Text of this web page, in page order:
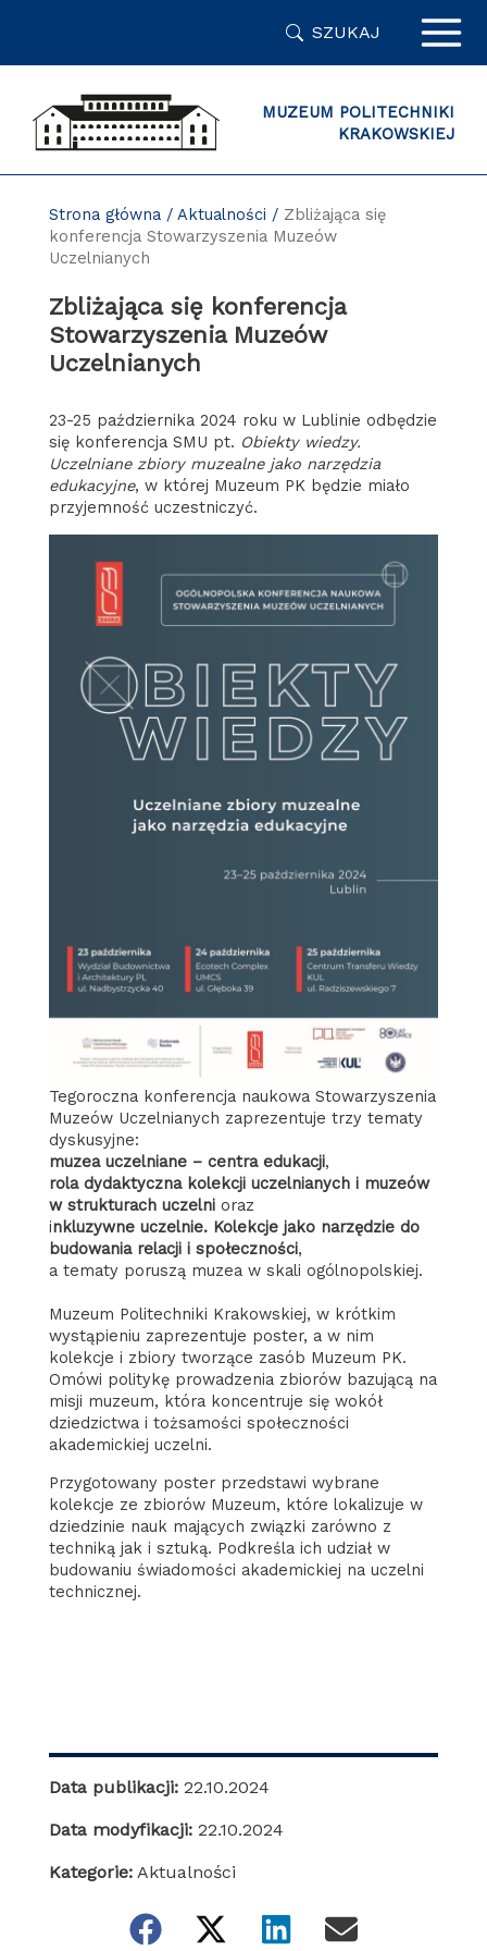
SZUKAJ
MUZEUM POLITECHNIKI
KRAKOWSKIEJ
Strona główna/ Aktualności / Zbliżająca się
konferencja Stowarzyszenia Muzeów
Uczelnianych
Zbliżająca się konferencja
Stowarzyszenia Muzeów
Uczelnianych
23-25 października 2024 roku w Lublinie odbędzie
się konferencja SMU pt. Obiekty wiedzy.
Uczelniane zbiory muzealne jako narzędzia
edukacyjne, w której Muzeum PK będzie miało
przyjemność uczestniczyć.
Tegoroczna konferencja naukowa Stowarzyszenia
Muzeów Uczelnianych zaprezentuje trzy tematy
dyskusyjne:
muzea uczelniane – centra edukacji,
rola dydaktyczna kolekcji uczelnianych i muzeów
w strukturach uczelnioraz
inkluzywne uczelnie. Kolekcje jako narzędzie do
budowania relacji i społeczności,
a tematy poruszą muzea w skali ogólnopolskiej.
Muzeum Politechniki Krakowskiej, w krótkim
wystąpieniu zaprezentuje poster, a w nim
kolekcje i zbiory tworzące zasób Muzeum PK.
Omówi politykę prowadzenia zbiorów bazującą na
misji muzeum, która koncentruje się wokół
dziedzictwa i tożsamości społeczności
akademickiej uczelni.
Przygotowany poster przedstawi wybrane
kolekcje ze zbiorów Muzeum, które lokalizuje w
dziedzinie nauk mających związki zarówno z
techniką jak i sztuką. Podkreśla ich udział w
budowaniu świadomości akademickiej na uczelni
technicznej.
Data publikacji: 22.10.2024
Data modyfikacji: 22.10.2024
Kategorie: Aktualności